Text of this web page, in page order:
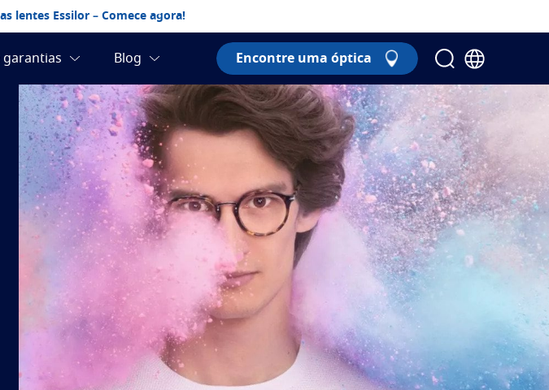
lentes Essilor – Comece agora!
Encontre uma óptica